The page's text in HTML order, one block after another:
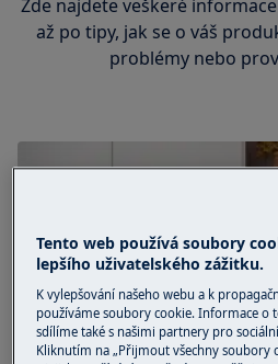
Zde najdete veškeré
až po tipy, jak se o váš
problémy nebo
Tento web používá soubory
lepšího uživatelského zážitku.
K vylepšování našeho webu a k
používáme soubory cookie. Informace o
sdílíme také s našimi partnery pro
Kliknutím na „Přijmout všechny soubory